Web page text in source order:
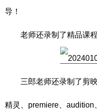
导！
老师还录制了精品课
三郎老师还录制了剪
精灵、premiere、audition